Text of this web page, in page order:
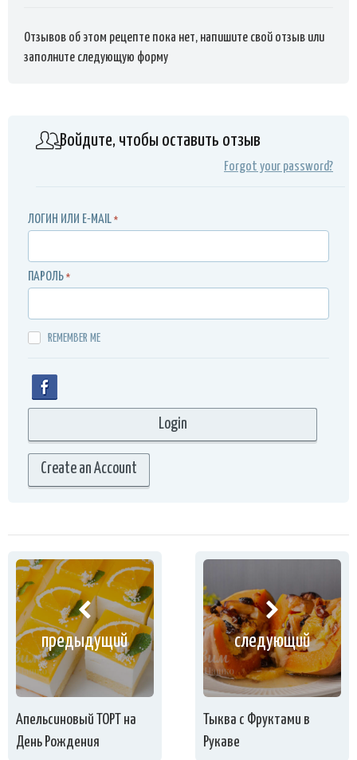
Отзывов об этом рецепте пока нет, напишите свой отзыв или
заполните следующую форму
Войдите, чтобы оставить отзыв
Forgot your password?
ЛОГИН ИЛИ E-MAIL *
ПАРОЛЬ *
REMEMBER ME
Create an Account
предыдущий
Апельсиновый ТОРТ на
День Рождения
следующий
Тыква с Фруктами в
Рукаве